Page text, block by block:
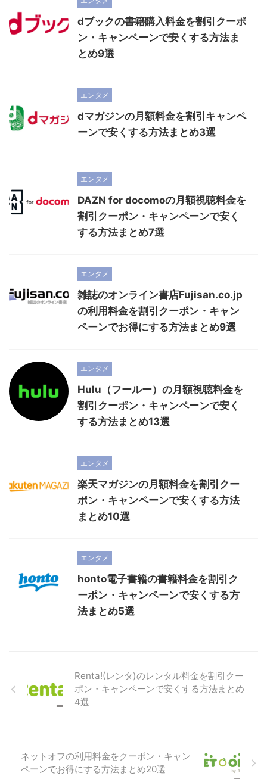
dブックの書籍購入料金を割引クーポ
ン・キャンペーンで安くする方法ま
とめ9選
エンタメ
dマガジンの月額料金を割引キャンペ
ーンで安くする方法まとめ3選
エンタメ
DAZN for docomoの月額視聴料金を
割引クーポン・キャンペーンで安く
する方法まとめ7選
エンタメ
雑誌のオンライン書店Fujisan.co.jp
の利用料金を割引クーポン・キャン
ペーンでお得にする方法まとめ9選
エンタメ
Hulu（フールー）の月額視聴料金を
割引クーポン・キャンペーンで安く
する方法まとめ13選
エンタメ
楽天マガジンの月額料金を割引クー
ポン・キャンペーンで安くする方法
まとめ10選
エンタメ
honto電子書籍の書籍料金を割引ク
ーポン・キャンペーンで安くする方
法まとめ5選
Renta!(レンタ)のレンタル料金を割引クー
ポン・キャンペーンで安くする方法まとめ
4選
ネットオフの利用料金をクーポン・キャン
ペーンでお得にする方法まとめ20選